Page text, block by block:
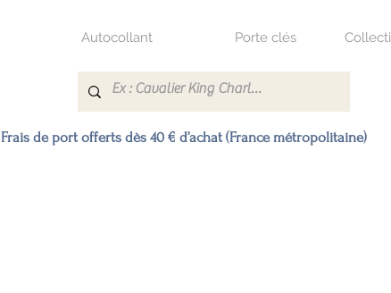
Autocollant Porte clés
Frais de port offerts dès 40 € d’achat (France métropolitaine)